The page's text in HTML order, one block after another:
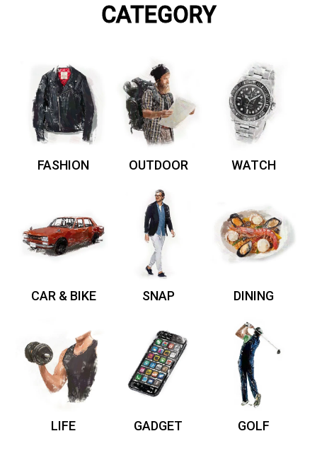
CATEGORY
FASHION OUTDOOR WATCH
CAR & BIKE SNAP DINING
LIFE GADGET GOLF